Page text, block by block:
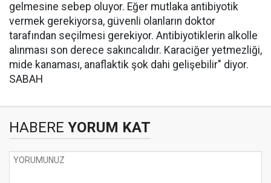
gelmesine sebep oluyor. Eğer mutlaka antibiyotik
vermek gerekiyorsa, güvenli olanların doktor
tarafından seçilmesi gerekiyor. Antibiyotiklerin alkolle
alınması son derece sakıncalıdır. Karaciğer yetmezliği,
mide kanaması, anaflaktik şok dahi gelişebilir" diyor.
SABAH
HABERE YORUM KAT